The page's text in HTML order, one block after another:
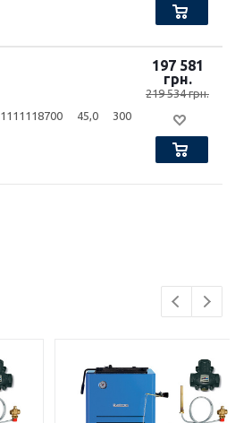
1111118700 45,0 300
197 581
грн.
219 534 грн.